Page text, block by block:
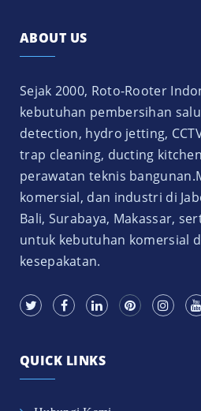
ABOUT US
Sejak 2000, Roto-Rooter
kebutuhan pembersihan
detection, hydro jetting,
trap cleaning, ducting
perawatan teknis
komersial, dan industri di
Bali, Surabaya, Makassar,
untuk kebutuhan komersial
kesepakatan.
QUICK LINKS